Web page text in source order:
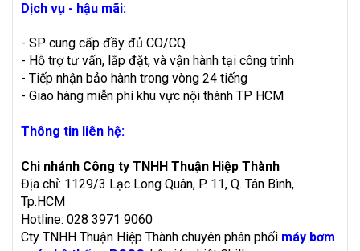
Dịch vụ - hậu mãi:
- SP cung cấp đầy đủ CO/CQ
- Hỗ trợ tư vấn, lắp đặt, và vận hành tại công trình
- Tiếp nhận bảo hành trong vòng 24 tiếng
- Giao hàng miễn phí khu vực nội thành TP HCM
Thông tin liên hệ:
Chi nhánh Công ty TNHH Thuận Hiệp Thành
Địa chỉ: 1129/3 Lạc Long Quân, P. 11, Q. Tân Bình,
Tp.HCM
Hotline: 028 3971 9060
Cty TNHH Thuận Hiệp Thành chuyên phân phối máy bơm